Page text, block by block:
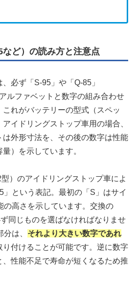
ど）の読み方と注意点
必ず「S-95」や「Q-85」
ルファベットと数字の組み合わせ
れがバッテリーの型式（スペッ
イドリングストップ車用の場合、
は外形寸法を、その後の数字は性能
）を示しています。
）のアイドリングストップ車によ
」という表記。最初の「S」はサイ
の高さを示しています。交換の
同じものを選ばなければなりませ
は、 それより大きい数字であれ
り付けることが可能です。逆に数字
、性能不足で寿命が短くなるため推